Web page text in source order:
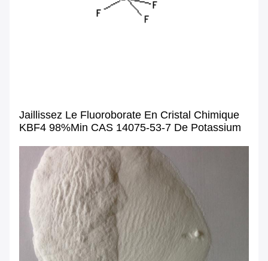
Jaillissez Le Fluoroborate En Cristal Chimique
KBF4 98%min CAS 14075-53-7 De Potassium